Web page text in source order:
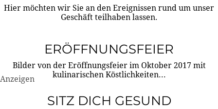
Hier möchten wir Sie an den Ereignissen rund um unser
Geschäft teilhaben lassen.
ERÖFFNUNGSFEIER
Bilder von der Eröffnungsfeier im Oktober 2017 mit
kulinarischen Köstlichkeiten...
Anzeigen
SITZ DICH GESUND